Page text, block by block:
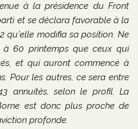
à la présidence du Front
et se déclara favorable à la
qu’elle modifia sa position. Ne
à 60 printemps que ceux qui
et qui auront commencé à
Pour les autres, ce sera entre
annuités, selon le profil. La
est donc plus proche de
profonde.